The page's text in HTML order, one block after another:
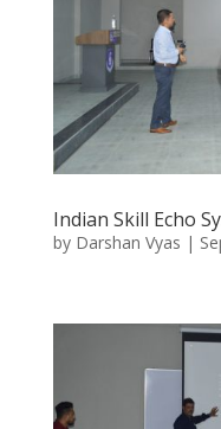
Indian Skill Echo
by Darshan Vyas |